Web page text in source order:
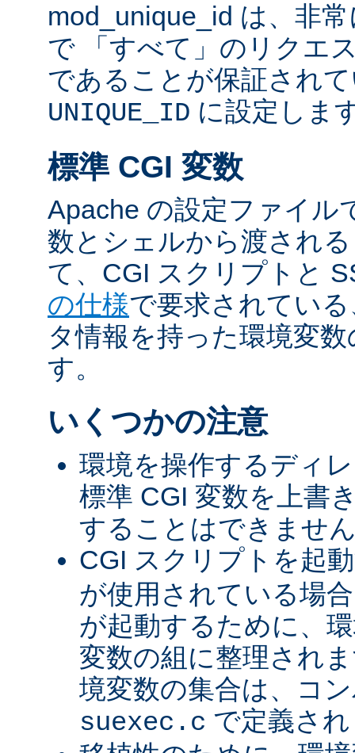
mod_unique_id は、非
で 「すべて」のリクエ
であることが保証され
UNIQUE_ID に設定しま
標準 CGI 変数
Apache の設定ファイル
数とシェルから渡され
て、CGI スクリプトと
の仕様で要求されてい
タ情報を持った環境変
す。
いくつかの注意
環境を操作するディ
標準 CGI 変数を上書
することはできませ
CGI スクリプトを起
が使用されている場
が起動するために、
変数の組に整理され
境変数の集合は、コ
suexec.c で定義さ